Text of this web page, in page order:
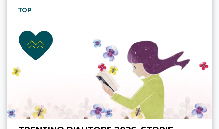
TOP